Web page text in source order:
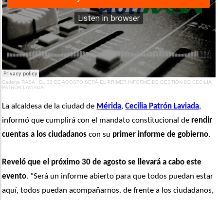
Cadena RASA · EL 30 DE AGOSTO SERÁ EL PRIMER INFORME DE GESTIÓN DE CECILIA
PATRÓN LAVIADA
La alcaldesa de la ciudad de Mérida, Cecilia Patrón Laviada,
informó que cumplirá con el mandato constitucional de rendir
cuentas a los ciudadanos con su primer informe de gobierno.
Reveló que el próximo 30 de agosto se llevará a cabo este
evento. “Será un informe abierto para que todos puedan estar
aquí, todos puedan acompañarnos. de frente a los ciudadanos,